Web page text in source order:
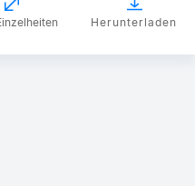
Herunterladen